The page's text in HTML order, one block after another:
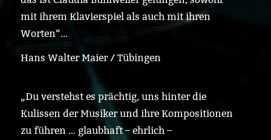
mit ihrem Klavierspiel als auch mit ihren
Worten“...
Hans Walter Maier / Tübingen
„Du verstehst es prächtig, uns hinter die
Kulissen der Musiker und ihre Kompositionen
zu führen … glaubhaft – ehrlich –